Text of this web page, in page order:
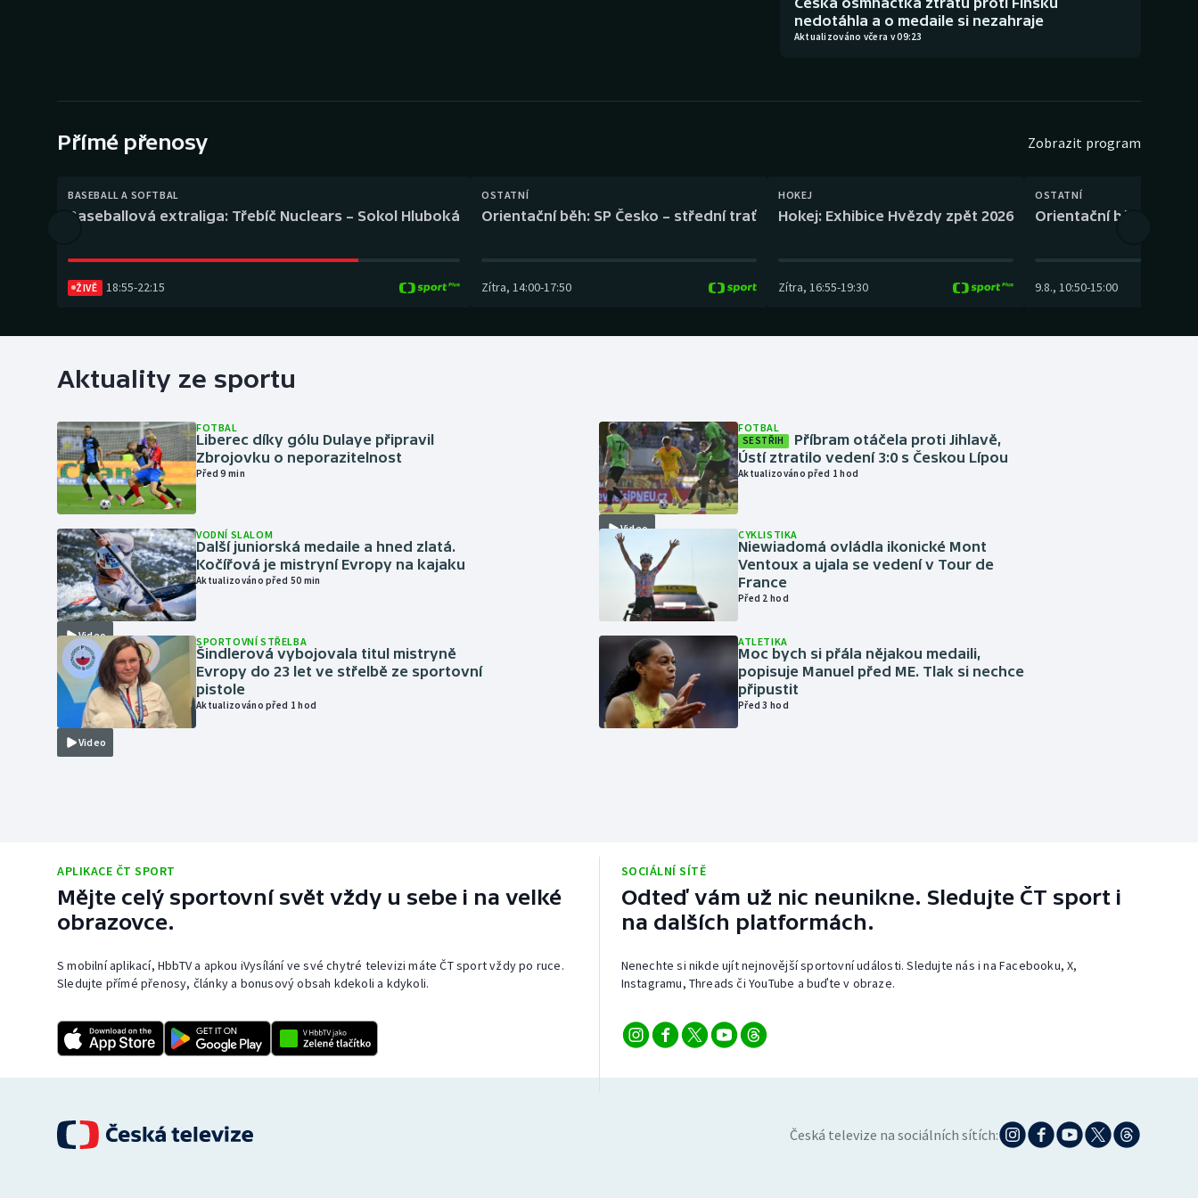
Gymnastika Plážový volejbal
nedotáhla a o medaile si nezahraje
Aktualizováno včera v 09:23
Přímé přenosy Zobrazit program
BASEBALL A SOFTBAL
Baseballová extraliga: Třebíč Nuclears – Sokol Hluboká
ŽIVĚ 18:55-22:15
OSTATNÍ
Orientační běh: SP Česko – střední trať
Zítra, 14:00-17:50
HOKEJ
Hokej: Exhibice Hvězdy zpět 2026
Zítra, 16:55-19:30
OSTATNÍ
Orientační běh: SP
9.8., 10:50-15:00
Aktuality ze sportu
FOTBAL
Liberec díky gólu Dulaye připravil
Zbrojovku o neporazitelnost
Před 9 min
Video
VODNÍ SLALOM
Další juniorská medaile a hned zlatá.
Kočířová je mistryní Evropy na kajaku
Aktualizováno před 50 min
Video
SPORTOVNÍ STŘELBA
Šindlerová vybojovala titul mistryně
Evropy do 23 let ve střelbě ze sportovní
pistole
Aktualizováno před 1 hod
Video
FOTBAL
SESTŘIH
Příbram otáčela proti Jihlavě,
Ústí ztratilo vedení 3:0 s Českou Lípou
Aktualizováno před 1 hod
CYKLISTIKA
Niewiadomá ovládla ikonické Mont
Ventoux a ujala se vedení v Tour de
France
Před 2 hod
ATLETIKA
Moc bych si přála nějakou medaili,
popisuje Manuel před ME. Tlak si nechce
připustit
Před 3 hod
APLIKACE ČT SPORT
Mějte celý sportovní svět vždy u sebe i na velké
obrazovce.
S mobilní aplikací, HbbTV a apkou iVysílání ve své chytré televizi máte ČT sport vždy po ruce.
Sledujte přímé přenosy, články a bonusový obsah kdekoli a kdykoli.
SOCIÁLNÍ SÍTĚ
Odteď vám už nic neunikne. Sledujte ČT sport i
na dalších platformách.
Nenechte si nikde ujít nejnovější sportovní události. Sledujte nás i na Facebooku, X,
Instagramu, Threads či YouTube a buďte v obraze.
Česká televize na sociálních sítích: